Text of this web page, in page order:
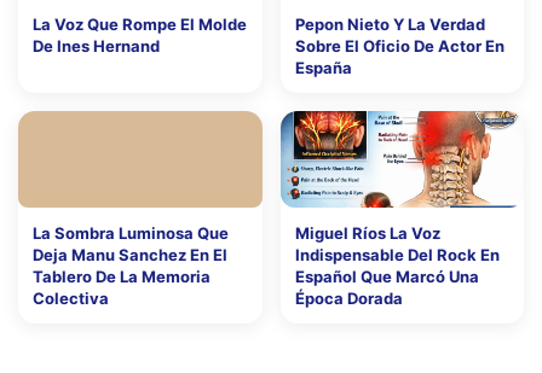
La Voz Que Rompe El Molde
De Ines Hernand
Pepon Nieto Y La Verdad
Sobre El Oficio De Actor En
España
La Sombra Luminosa Que
Deja Manu Sanchez En El
Tablero De La Memoria
Colectiva
Miguel Ríos La Voz
Indispensable Del Rock En
Español Que Marcó Una
Época Dorada